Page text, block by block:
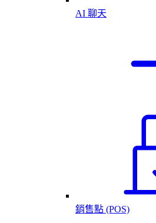
AI 聊天
銷售點 (POS)